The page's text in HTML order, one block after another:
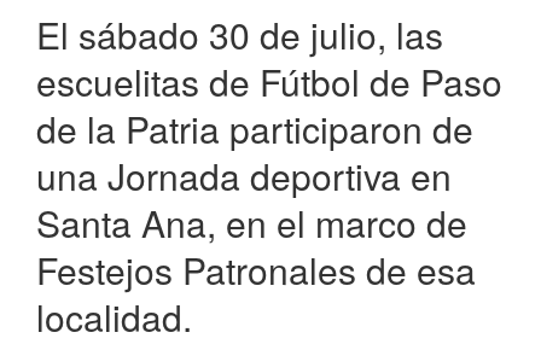
El sábado 30 de julio, las
escuelitas de Fútbol de Paso
de la Patria participaron de
una Jornada deportiva en
Santa Ana, en el marco de
Festejos Patronales de esa
localidad.